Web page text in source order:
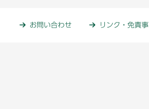
お問い合わせ リンク・免責